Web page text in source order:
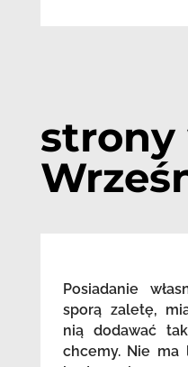
Posiadanie
sporą zaletę,
nią dodawać
chcemy. Nie ma